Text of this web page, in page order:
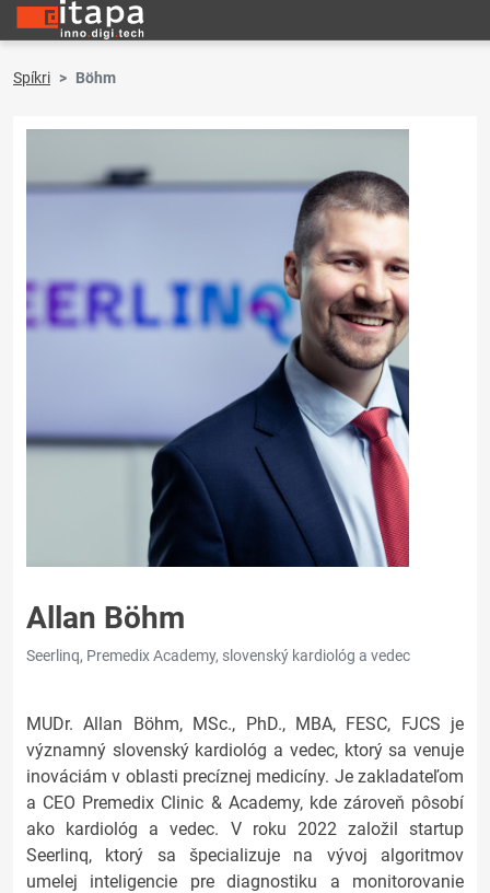
Spíkri Böhm
Allan Böhm
Seerlinq, Premedix Academy, slovenský kardiológ a vedec
MUDr. Allan Böhm, MSc., PhD., MBA, FESC, FJCS je
významný slovenský kardiológ a vedec, ktorý sa venuje
inováciám v oblasti precíznej medicíny. Je zakladateľom
a CEO Premedix Clinic & Academy, kde zároveň pôsobí
ako kardiológ a vedec. V roku 2022 založil startup
Seerlinq, ktorý sa špecializuje na vývoj algoritmov
umelej inteligencie pre diagnostiku a monitorovanie